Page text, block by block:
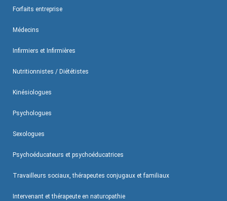
Forfaits entreprise
Médecins
Infirmiers et Infirmières
Nutritionnistes / Diététistes
Kinésiologues
Psychologues
Sexologues
Psychoéducateurs et psychoéducatrices
Travailleurs sociaux, thérapeutes conjugaux et familiaux
Intervenant et thérapeute en naturopathie